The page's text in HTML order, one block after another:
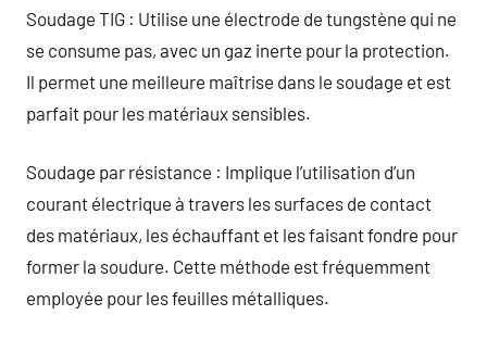
Soudage TIG : Utilise une électrode de tungstène qui ne
se consume pas, avec un gaz inerte pour la protection.
Il permet une meilleure maîtrise dans le soudage et est
parfait pour les matériaux sensibles.
Soudage par résistance : Implique l’utilisation d’un
courant électrique à travers les surfaces de contact
des matériaux, les échauffant et les faisant fondre pour
former la soudure. Cette méthode est fréquemment
employée pour les feuilles métalliques.